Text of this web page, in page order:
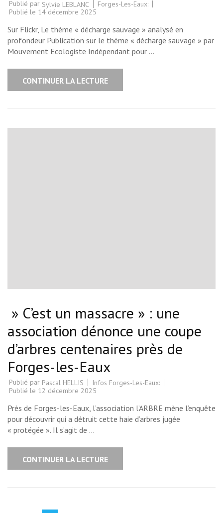
Publié par Sylvie LEBLANC
Forges-Les-Eaux:
Publié le 14 décembre 2025
Sur Flickr, Le thème « décharge sauvage » analysé en
profondeur Publication sur le thème « décharge sauvage » par
Mouvement Ecologiste Indépendant pour …
CONTINUER LA LECTURE
» C’est un massacre » : une
association dénonce une coupe
d’arbres centenaires près de
Forges-les-Eaux
Publié par Pascal HELLIS
Infos Forges-Les-Eaux:
Publié le 12 décembre 2025
Près de Forges-les-Eaux, l’association l’ARBRE mène l’enquête
pour découvrir qui a détruit cette haie d’arbres jugée
« protégée ». Il s’agit de …
CONTINUER LA LECTURE
Pagination